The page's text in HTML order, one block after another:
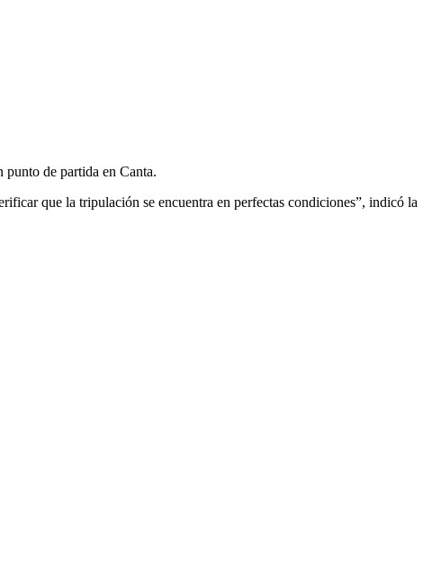
de partida en Canta.
que la tripulación se encuentra en perfectas condiciones”, indicó la